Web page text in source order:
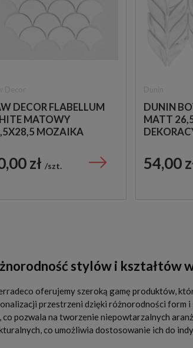
DECOR FLABELLUM
MATOWY
MOZAIKA
zł szt.
DUNIN
MATT
54,00
stylów i kształtów
oferujemy szeroką gamę produktów,
przestrzeni dzięki różnorodności form i
co pozwala na tworzenie niepowtarzalnych
co umożliwia dostosowanie ich do